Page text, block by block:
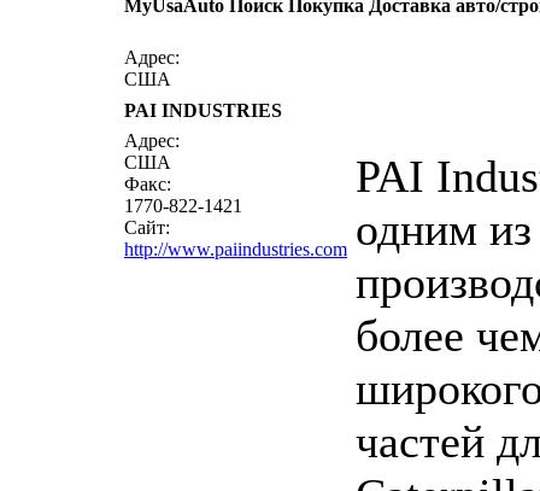
MyUsaAuto Поиск Покупка Доставка авто/
Адрес:
США
PAI INDUSTRIES
Адрес:
США
Факс:
1770-822-1421
Сайт:
http://www.paiindustries.com
PAI
одним
более
частей